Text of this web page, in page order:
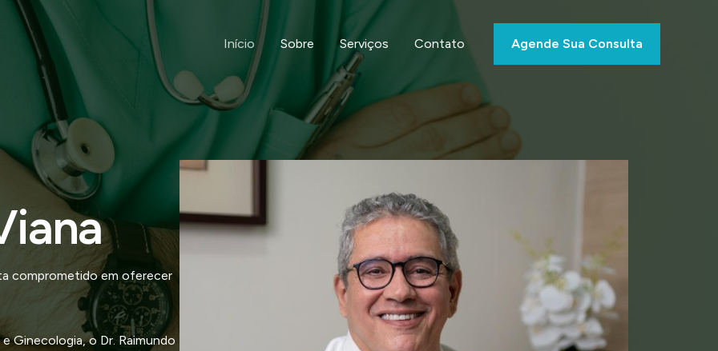
Início Sobre Serviços Contato Agende Sua Consulta
comprometido em oferecer
Ginecologia, o Dr. Raimundo